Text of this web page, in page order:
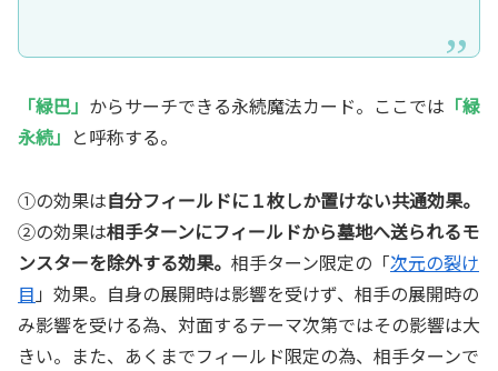
「緑巴」 からサーチできる永続魔法カード。ここでは 「緑
永続」 と呼称する。
①の効果は自分フィールドに１枚しか置けない共通効果。
②の効果は相手ターンにフィールドから墓地へ送られるモ
ンスターを除外する効果。 相手ターン限定の「次元の裂け
目 」効果。自身の展開時は影響を受けず、相手の展開時の
み影響を受ける為、対面するテーマ次第ではその影響は大
きい。また、あくまでフィールド限定の為、相手ターンで